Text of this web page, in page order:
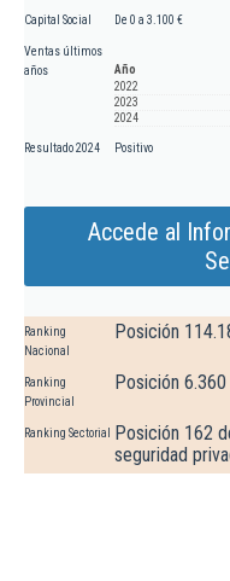
Capital Social De 0 a 3.100 €
Ventas últimos
años
Año
2022
2023
2024
Resultado 2024 Positivo
Accede al
Ranking
Nacional
Posición
Ranking
Provincial
Posición
Ranking Sectorial
Posición 162
seguridad